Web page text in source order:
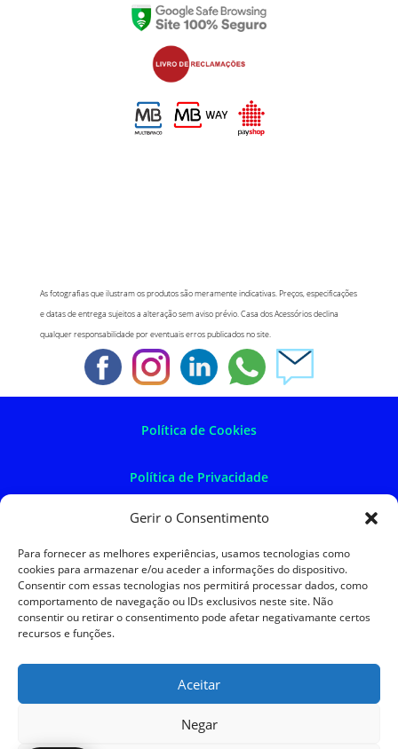
Gerir o Consentimento
Para fornecer as melhores experiências, usamos tecnologias como
cookies para armazenar e/ou aceder a informações do dispositivo.
Consentir com essas tecnologias nos permitirá processar dados, como
comportamento de navegação ou IDs exclusivos neste site. Não
consentir ou retirar o consentimento pode afetar negativamante certos
recursos e funções.
Aceitar
Negar
As fotografias que ilustram os produtos são meramente indicativas. Preços, especificações
e datas de entrega sujeitos a alteração sem aviso prévio. Casa dos Acessórios declina
qualquer responsabilidade por eventuais erros publicados no site.
Política de Cookies
Política de Privacidade
Política de Devoluções
Termos e Condições
Resolução de Litígios
SKySIGMA